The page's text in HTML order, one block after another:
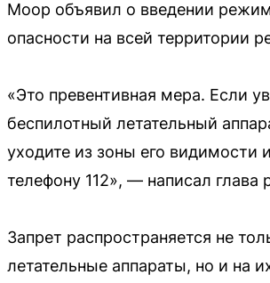
Моор объявил о введении
опасности на всей территории
«Это превентивная мера. Если
беспилотный летательный
уходите из зоны его видимости
телефону 112», — написал глава
Запрет распространяется не
летательные аппараты, но и на